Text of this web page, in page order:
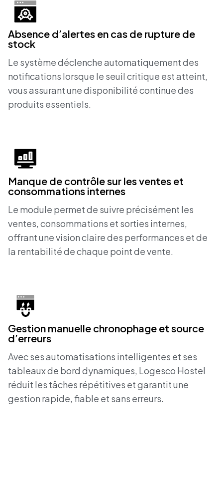
Absence d’alertes en cas de rupture de
stock
Le système déclenche automatiquement des
notifications lorsque le seuil critique est atteint,
vous assurant une disponibilité continue des
produits essentiels.
Manque de contrôle sur les ventes et
consommations internes
Le module permet de suivre précisément les
ventes, consommations et sorties internes,
offrant une vision claire des performances et de
la rentabilité de chaque point de vente.
Gestion manuelle chronophage et source
d’erreurs
Avec ses automatisations intelligentes et ses
tableaux de bord dynamiques, Logesco Hostel
réduit les tâches répétitives et garantit une
gestion rapide, fiable et sans erreurs.